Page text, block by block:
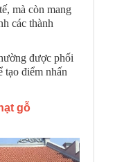
mà còn mang
các thành
được phối
tạo điểm nhấn
gỗ